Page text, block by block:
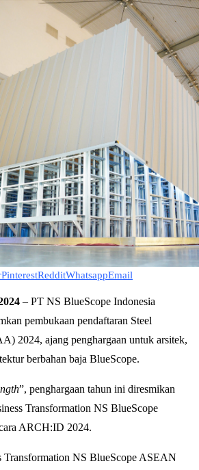
PinterestRedditWhatsappEmail
– PT NS BlueScope Indonesia
pembukaan pendaftaran Steel
2024, ajang penghargaan untuk arsitek,
berbahan baja BlueScope.
”, penghargaan tahun ini diresmikan
Transformation NS BlueScope
ARCH:ID 2024.
Transformation NS BlueScope ASEAN